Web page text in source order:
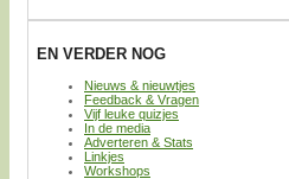
EN VERDER NOG
Nieuws & nieuwtjes
Feedback & Vragen
Vijf leuke quizjes
In de media
Adverteren & Stats
Linkjes
Workshops